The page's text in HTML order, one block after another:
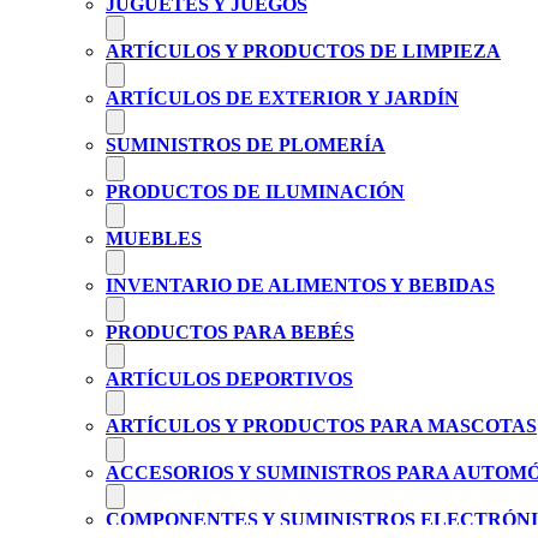
JUGUETES Y JUEGOS
ARTÍCULOS Y PRODUCTOS DE LIMPIEZA
ARTÍCULOS DE EXTERIOR Y JARDÍN
SUMINISTROS DE PLOMERÍA
PRODUCTOS DE ILUMINACIÓN
MUEBLES
INVENTARIO DE ALIMENTOS Y BEBIDAS
PRODUCTOS PARA BEBÉS
ARTÍCULOS DEPORTIVOS
ARTÍCULOS Y PRODUCTOS PARA MASCOTAS
ACCESORIOS Y SUMINISTROS PARA
COMPONENTES Y SUMINISTROS